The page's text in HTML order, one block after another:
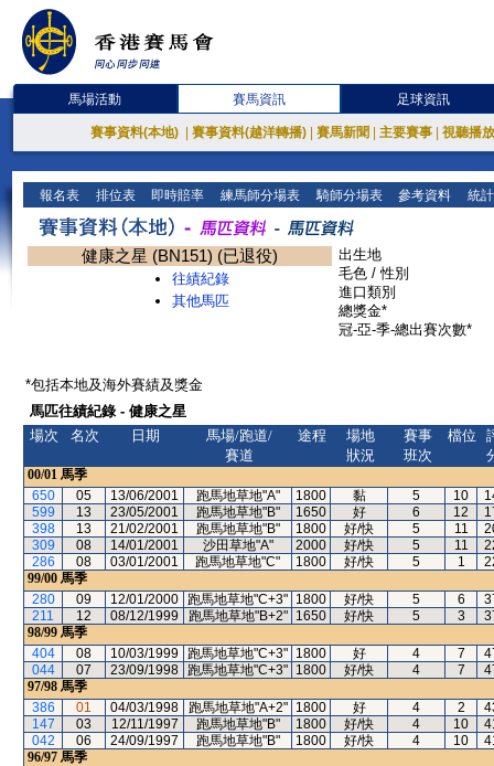
馬場活動 賽馬資訊 足球資訊
賽事資料(本地) 賽事資料(越洋轉播) 賽馬新聞 主要賽事 視聽播
報名表 排位表 即時賠率 練馬師分場表 騎師分場表 參考資料 統
健康之星 (BN151) (已退役)
往績紀錄
其他馬匹
出生地
毛色 / 性別
進口類別
總獎金*
冠-亞-季-總出賽次數*
*包括本地及海外賽績及獎金
馬匹往績紀錄 - 健康之星
場次
名次 日期
馬場/跑道/
賽道
途程
場地
狀況
賽事
班次
檔位
00/01 馬季
650
05 13/06/2001 跑馬地草地"A" 1800 黏 5 10
599
13 23/05/2001 跑馬地草地"B" 1650 好 6 12
398
13 21/02/2001 跑馬地草地"B" 1800 好/快 5 11
309
08 14/01/2001 沙田草地"A" 2000 好/快 5 11
286
08 03/01/2001 跑馬地草地"C" 1800 好/快 5 1
99/00 馬季
280
09 12/01/2000 跑馬地草地"C+3" 1800 好/快 5 6
211
12 08/12/1999 跑馬地草地"B+2" 1650 好/快 5 3
98/99 馬季
404
08 10/03/1999 跑馬地草地"C+3" 1800 好 4 7
044
07 23/09/1998 跑馬地草地"C+3" 1800 好/快 4 7
97/98 馬季
386
01 04/03/1998 跑馬地草地"A+2" 1800 好 4 2
147
03 12/11/1997 跑馬地草地"B" 1800 好/快 4 10
042
06 24/09/1997 跑馬地草地"B" 1800 好/快 4 10
96/97 馬季